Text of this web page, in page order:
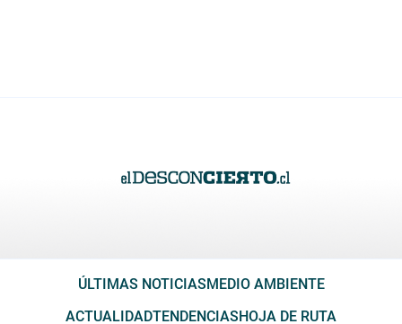
ÚLTIMAS NOTICIASMEDIO AMBIENTE
ACTUALIDADTENDENCIASHOJA DE RUTA